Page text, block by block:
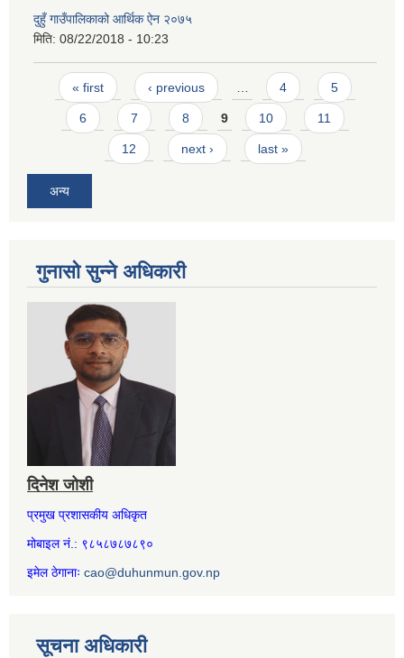
दुहुँ गाउँपालिकाको आर्थिक ऐन २०७५
मिति: 08/22/2018 - 10:23
Pages
« first ‹ previous … 4 5
6 7 8 9 10 11
12 next › last »
अन्य
गुनासो सुन्ने अधिकारी
दिनेश जोशी
प्रमुख प्रशासकीय अधिकृत
मोबाइल नं.: ९८५८७८७८९०
इमेल ठेगानाः cao@duhunmun.gov.np
सूचना अधिकारी